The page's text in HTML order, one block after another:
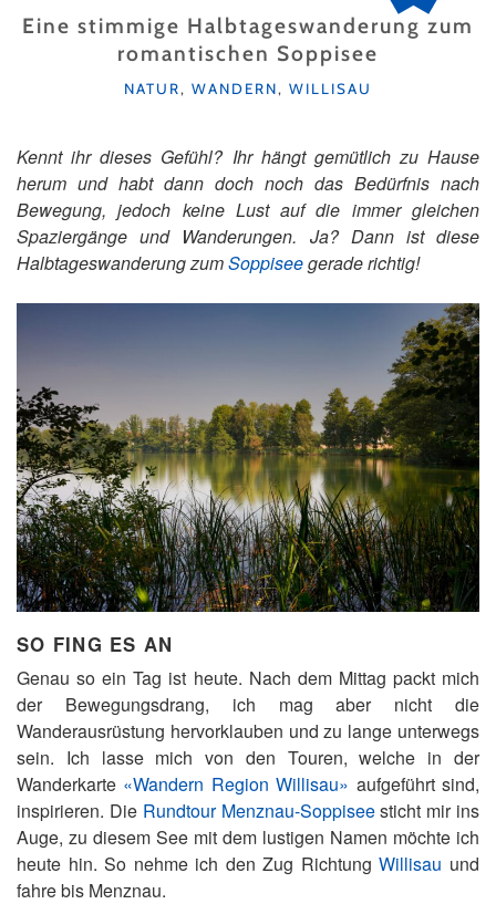
Eine stimmige Halbtageswanderung zum
romantischen Soppisee
KATEGORIEN
NATUR, WANDERN, WILLISAU
Kennt ihr dieses Gefühl? Ihr hängt gemütlich zu Hause
herum und habt dann doch noch das Bedürfnis nach
Bewegung, jedoch keine Lust auf die immer gleichen
Spaziergänge und Wanderungen. Ja? Dann ist diese
Halbtageswanderung zumSoppiseegerade richtig!
SO FING ES AN
Genau so ein Tag ist heute. Nach dem Mittag packt mich
der Bewegungsdrang, ich mag aber nicht die
Wanderausrüstung hervorklauben und zu lange unterwegs
sein. Ich lasse mich von den Touren, welche in der
Wanderkarte «Wandern Region Willisau» aufgeführt sind,
inspirieren. Die Rundtour Menznau-Soppiseesticht mir ins
Auge, zu diesem See mit dem lustigen Namen möchte ich
heute hin. So nehme ich den Zug RichtungWillisau und
fahre bis Menznau.